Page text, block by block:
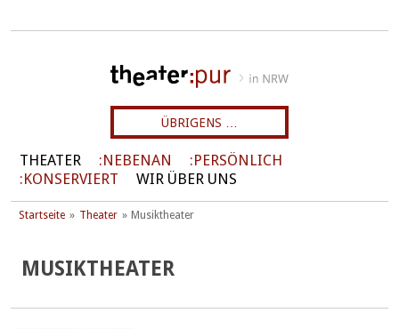
ÜBRIGENS …
THEATER NEBENAN
PERSÖNLICH
KONSERVIERT
WIR ÜBER UNS
Startseite Theater Musiktheater
MUSIKTHEATER